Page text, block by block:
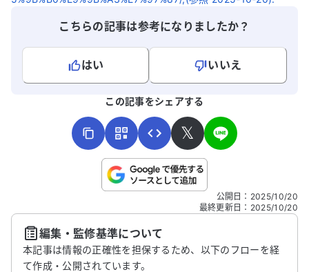
こちらの記事は参考になりましたか？
はい
いいえ
こちらは送信専用のフォームです。氏名やご自身の病気の詳細な
送信する
この記事をシェアする
𝕏
公開日 ： 2025/10/20
最終更新日 ： 2025/10/20
編集・監修基準について
本記事は情報の正確性を担保するため、以下のフローを経
て作成・公開されています。